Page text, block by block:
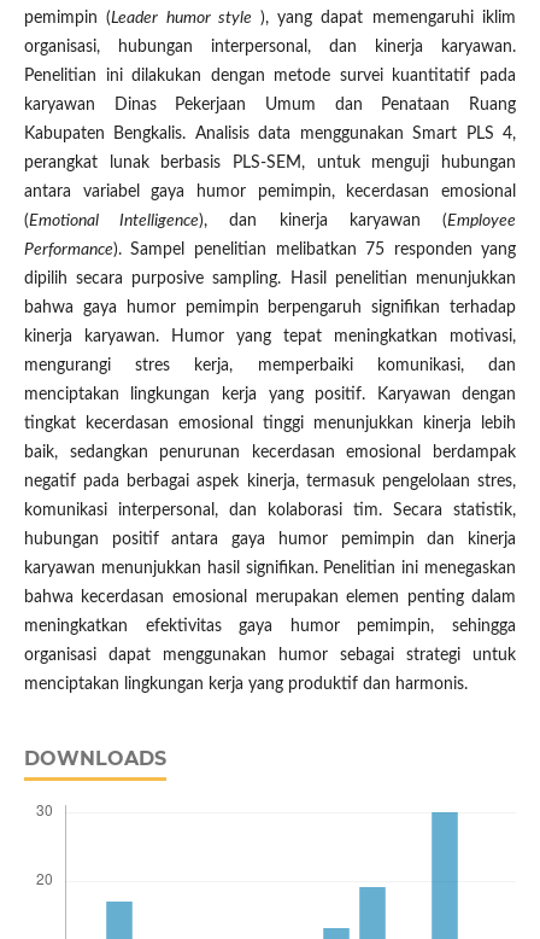
pemimpin (Leader humor style
), yang dapat memengaruhi iklim
organisasi, hubungan interpersonal, dan kinerja karyawan.
Penelitian ini dilakukan dengan metode survei kuantitatif pada
karyawan Dinas Pekerjaan Umum dan Penataan Ruang
Kabupaten Bengkalis. Analisis data menggunakan Smart PLS 4,
perangkat lunak berbasis PLS-SEM, untuk menguji hubungan
antara variabel gaya humor pemimpin, kecerdasan emosional
(Emotional Intelligence), dan kinerja karyawan (Employee
Performance). Sampel penelitian melibatkan 75 responden yang
dipilih secara purposive sampling. Hasil penelitian menunjukkan
bahwa gaya humor pemimpin berpengaruh signifikan terhadap
kinerja karyawan. Humor yang tepat meningkatkan motivasi,
mengurangi stres kerja, memperbaiki komunikasi, dan
menciptakan lingkungan kerja yang positif. Karyawan dengan
tingkat kecerdasan emosional tinggi menunjukkan kinerja lebih
baik, sedangkan penurunan kecerdasan emosional berdampak
negatif pada berbagai aspek kinerja, termasuk pengelolaan stres,
komunikasi interpersonal, dan kolaborasi tim. Secara statistik,
hubungan positif antara gaya humor pemimpin dan kinerja
karyawan menunjukkan hasil signifikan. Penelitian ini menegaskan
bahwa kecerdasan emosional merupakan elemen penting dalam
meningkatkan efektivitas gaya humor pemimpin, sehingga
organisasi dapat menggunakan humor sebagai strategi untuk
menciptakan lingkungan kerja yang produktif dan harmonis.
DOWNLOADS